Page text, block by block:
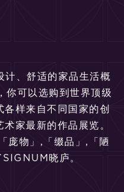
、舒适的家品生活概
你可以选购到世界顶级
样来自不同国家的创
家最新的作品展览。
庞物」,「缀品」,「陋
晓庐。